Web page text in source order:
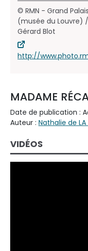
© RMN - Grand Palais
(musée du Louvre) /
Gérard Blot
http://
MADAME
Date de publication :
Auteur : Nathalie de LA
VIDÉOS